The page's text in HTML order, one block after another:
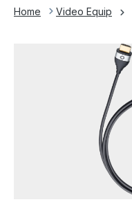
Home Video Equip